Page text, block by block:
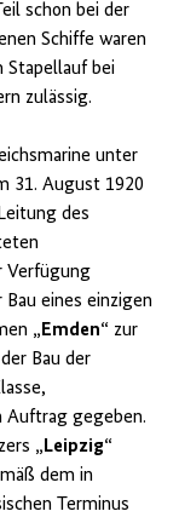
schon bei der
Schiffe waren
Stapellauf bei
zulässig.
unter
31. August 1920
des
Verfügung
eines einzigen
„Emden“ zur
Bau der
Auftrag gegeben.
„Leipzig“
dem in
Terminus